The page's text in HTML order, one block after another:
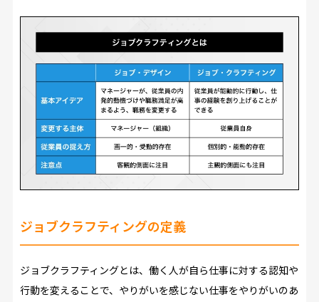
ジョブクラフティングの定義
ジョブクラフティングとは、働く人が自ら仕事に対する認知や
行動を変えることで、やりがいを感じない仕事をやりがいのあ